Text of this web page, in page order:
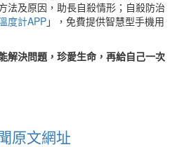
法及原因，助長自殺情形；自殺防治
度計APP」，免費提供智慧型手機用
解決問題，珍愛生命，再給自己一次
原文網址